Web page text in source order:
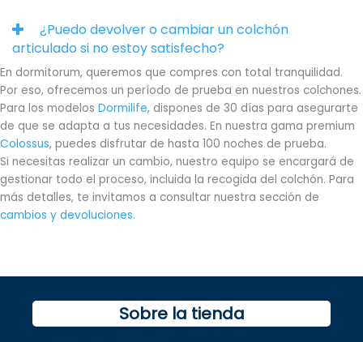
¿Puedo devolver o cambiar un colchón
articulado si no estoy satisfecho?
En dormitorum, queremos que compres con total tranquilidad.
Por eso, ofrecemos un período de prueba en nuestros colchones.
Para los modelos Dormilife, dispones de 30 días para asegurarte
de que se adapta a tus necesidades. En nuestra gama premium
Colossus, puedes disfrutar de hasta 100 noches de prueba.
Si necesitas realizar un cambio, nuestro equipo se encargará de
gestionar todo el proceso, incluida la recogida del colchón. Para
más detalles, te invitamos a consultar nuestra sección de
cambios y devoluciones.
Sobre la tienda